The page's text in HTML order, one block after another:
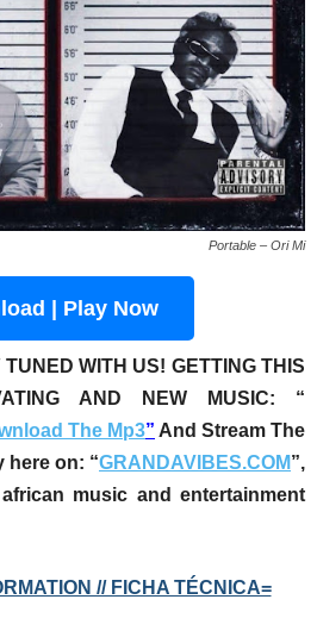
Portable – Ori Mi
| Play Now
WITH US! GETTING THIS
AND NEW MUSIC: “
The Mp3” And Stream The
here on: “GRANDAVIBES.COM”,
music and entertainment
// FICHA TÉCNICA=